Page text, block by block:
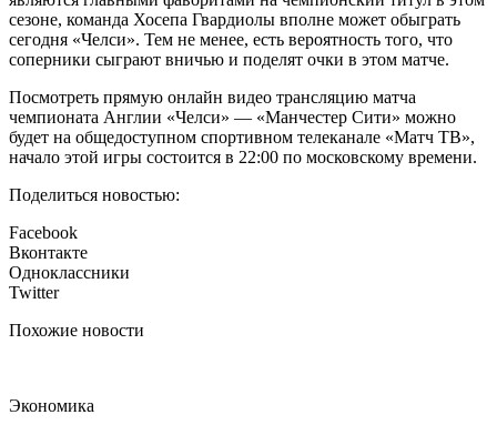
сезоне, команда Хосепа Гвардиолы вполне может обыграть
сегодня «Челси». Тем не менее, есть вероятность того, что
соперники сыграют вничью и поделят очки в этом матче.
Посмотреть прямую онлайн видео трансляцию матча
чемпионата Англии «Челси» — «Манчестер Сити» можно
будет на общедоступном спортивном телеканале «Матч ТВ»,
начало этой игры состоится в 22:00 по московскому времени.
Поделиться новостью:
Facebook
Вконтакте
Одноклассники
Twitter
Похожие новости
Экономика